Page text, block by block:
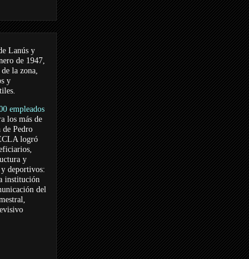
Lanús y
de 1947,
la zona,
y
empleados
los más de
Pedro
logró
y
deportivos:
institución
del